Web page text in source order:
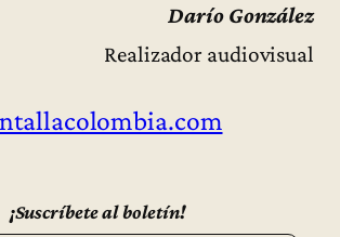
Darío González
Realizador audiovisual
¡Suscríbete al boletín!